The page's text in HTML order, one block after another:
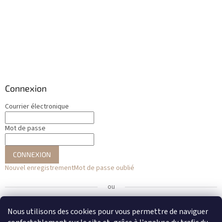
Nous utilisons des cookies pour vous permettre de naviguer
Connexion
Courrier électronique
Mot de passe
CONNEXION
Nouvel enregistrementMot de passe oublié
ou
Se connecter avec Facebook